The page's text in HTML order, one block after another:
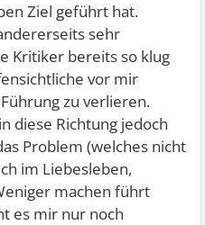
Ziel geführt hat.
sehr
Kritiker bereits so klug
vor mir
zu verlieren.
diese Richtung jedoch
Problem (welches nicht
im Liebesleben,
machen führt
es mir nur noch